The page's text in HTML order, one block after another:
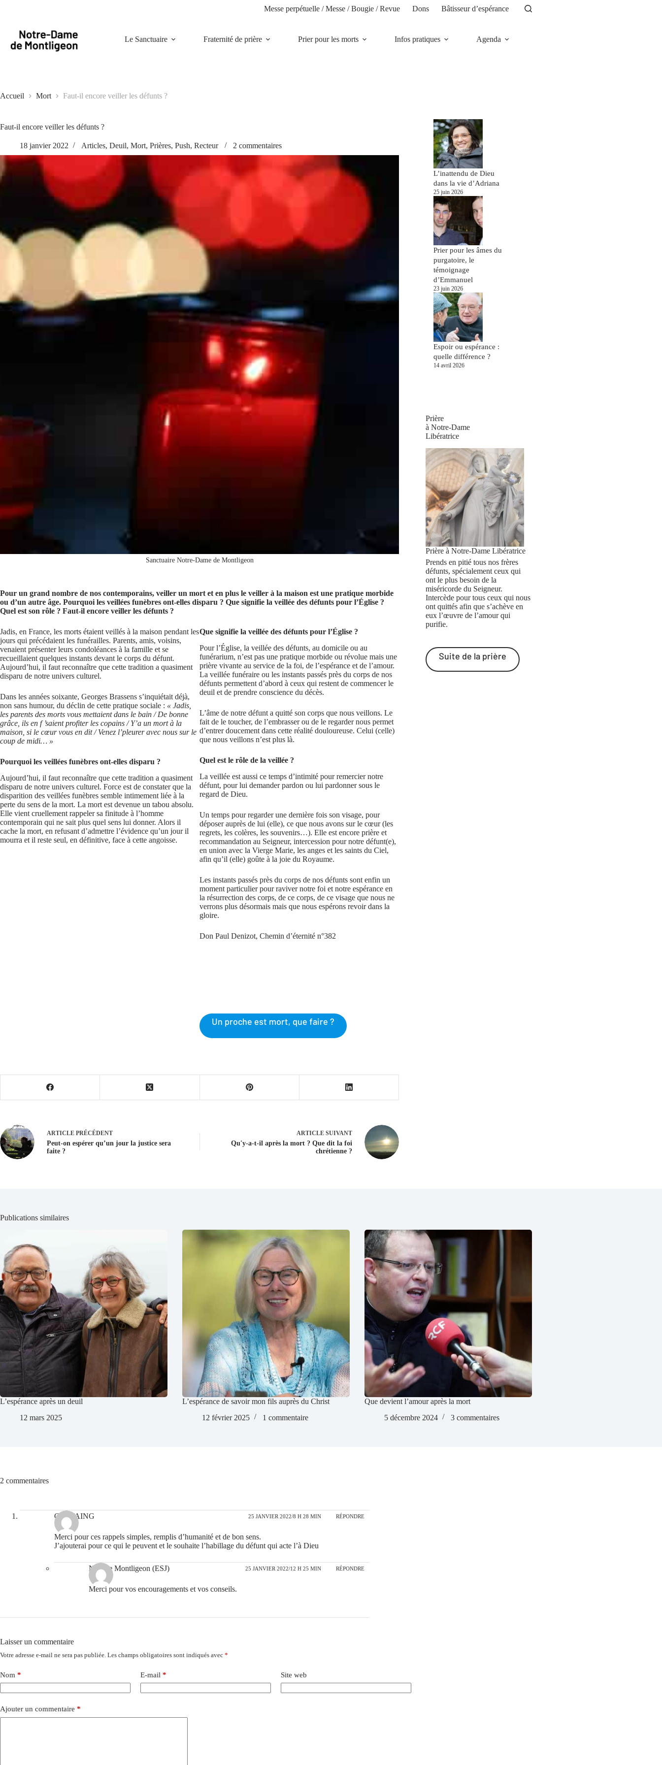
Messe perpétuelle / Messe / Bougie / Revue Dons Bâtisseur d’espérance
Le Sanctuaire Fraternité de prière Prier pour les morts Infos pratiques Agenda
Accueil Mort Faut-il encore veiller les défunts ?
Faut-il encore veiller les défunts ?
18 janvier 2022 Articles, Deuil, Mort, Prières, Push, Recteur 2 commentaires
Sanctuaire Notre-Dame de Montligeon
Pour un grand nombre de nos contemporains, veiller un mort et en plus le veiller à la maison est une pratique morbide
ou d’un autre âge. Pourquoi les veillées funèbres ont-elles disparu ? Que signifie la veillée des défunts pour l’Église ?
Quel est son rôle ? Faut-il encore veiller les défunts ?
Jadis, en France, les morts étaient veillés à la maison pendant les
jours qui précédaient les funérailles. Parents, amis, voisins,
venaient présenter leurs condoléances à la famille et se
recueillaient quelques instants devant le corps du défunt.
Aujourd’hui, il faut reconnaître que cette tradition a quasiment
disparu de notre univers culturel.
Dans les années soixante, Georges Brassens s’inquiétait déjà,
non sans humour, du déclin de cette pratique sociale : « Jadis,
les parents des morts vous mettaient dans le bain / De bonne
grâce, ils en f ’saient profiter les copains / Y’a un mort à la
maison, si le cœur vous en dit / Venez l’pleurer avec nous sur le
coup de midi… »
Pourquoi les veillées funèbres ont-elles disparu ?
Aujourd’hui, il faut reconnaître que cette tradition a quasiment
disparu de notre univers culturel. Force est de constater que la
disparition des veillées funèbres semble intimement liée à la
perte du sens de la mort. La mort est devenue un tabou absolu.
Elle vient cruellement rappeler sa finitude à l’homme
contemporain qui ne sait plus quel sens lui donner. Alors il
cache la mort, en refusant d’admettre l’évidence qu’un jour il
mourra et il reste seul, en définitive, face à cette angoisse.
Que signifie la veillée des défunts pour l’Église ?
Pour l’Église, la veillée des défunts, au domicile ou au
funérarium, n’est pas une pratique morbide ou révolue mais une
prière vivante au service de la foi, de l’espérance et de l’amour.
La veillée funéraire ou les instants passés près du corps de nos
défunts permettent d’abord à ceux qui restent de commencer le
deuil et de prendre conscience du décès.
L’âme de notre défunt a quitté son corps que nous veillons. Le
fait de le toucher, de l’embrasser ou de le regarder nous permet
d’entrer doucement dans cette réalité douloureuse. Celui (celle)
que nous veillons n’est plus là.
Quel est le rôle de la veillée ?
La veillée est aussi ce temps d’intimité pour remercier notre
défunt, pour lui demander pardon ou lui pardonner sous le
regard de Dieu.
Un temps pour regarder une dernière fois son visage, pour
déposer auprès de lui (elle), ce que nous avons sur le cœur (les
regrets, les colères, les souvenirs…). Elle est encore prière et
recommandation au Seigneur, intercession pour notre défunt(e),
en union avec la Vierge Marie, les anges et les saints du Ciel,
afin qu’il (elle) goûte à la joie du Royaume.
Les instants passés près du corps de nos défunts sont enfin un
moment particulier pour raviver notre foi et notre espérance en
la résurrection des corps, de ce corps, de ce visage que nous ne
verrons plus désormais mais que nous espérons revoir dans la
gloire.
Don Paul Denizot, Chemin d’éternité n°382
Un proche est mort, que faire ?
ARTICLE PRÉCÉDENT
Peut-on espérer qu’un jour la justice sera
faite ?
ARTICLESUIVANT
Qu'y-a-t-il après la mort ? Que dit la foi
chrétienne ?
L’inattendu de Dieu
dans la vie d’Adriana
25 juin 2026
Prier pour les âmes du
purgatoire, le
témoignage
d’Emmanuel
23 juin 2026
Espoir ou espérance :
quelle différence ?
14 avril 2026
Prière
à Notre-Dame
Libératrice
Prière à Notre-Dame Libératrice
Prends en pitié tous nos frères
défunts, spécialement ceux qui
ont le plus besoin de la
miséricorde du Seigneur.
Intercède pour tous ceux qui nous
ont quittés afin que s’achève en
eux l’œuvre de l’amour qui
purifie.
Suite de la prière
Publications similaires
L’espérance après un deuil
12 mars 2025
L’espérance de savoir mon fils auprès du Christ
12 février 2025
1 commentaire
Que devient l’amour après la mort
5 décembre 2024
3 commentaires
2 commentaires
CASTAING 25 JANVIER 2022/8 H 28 MIN RÉPONDRE
Merci pour ces rappels simples, remplis d’humanité et de bon sens.
J’ajouterai pour ce qui le peuvent et le souhaite l’habillage du défunt qui acte l’à Dieu
N-D de Montligeon (ESJ) 25 JANVIER 2022/12 H 25 MIN RÉPONDRE
Merci pour vos encouragements et vos conseils.
Laisser un commentaire
Votre adresse e-mail ne sera pas publiée. Les champs obligatoires sont indiqués avec *
Nom * E-mail * Site web
Ajouter un commentaire *